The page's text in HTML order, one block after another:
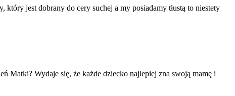
jest dobrany do cery suchej a my posiadamy tłustą to niestety
Matki? Wydaje się, że każde dziecko najlepiej zna swoją mamę i